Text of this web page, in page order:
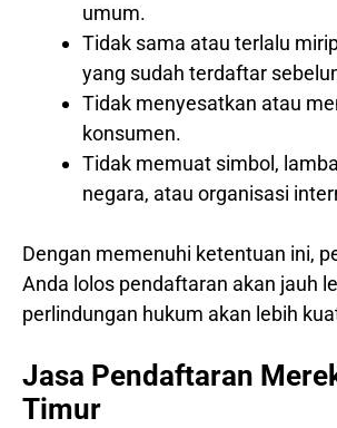
umum.
Tidak sama atau terlalu
yang sudah terdaftar
Tidak menyesatkan atau
konsumen.
Tidak memuat simbol,
negara, atau organisasi
Dengan memenuhi ketentuan ini,
Anda lolos pendaftaran akan jauh
perlindungan hukum akan lebih
Jasa Pendaftaran
Timur